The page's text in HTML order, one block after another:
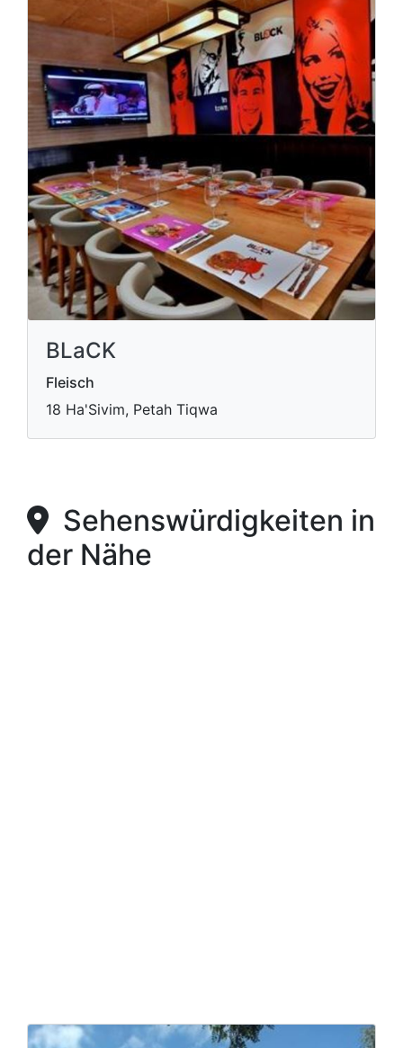
BLaCK
Fleisch
18 Ha'Sivim, Petah Tiqwa
Sehenswürdigkeiten in
der Nähe